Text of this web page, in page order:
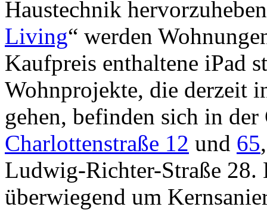
Haustechnik
Living“ werden
Kaufpreis enthaltene iPad
Wohnprojekte, die derzeit
gehen, befinden sich in der
Charlottenstraße 12 und 65
Ludwig-Richter-Straße 28.
überwiegend um